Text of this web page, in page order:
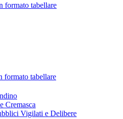
formato tabellare
tabellare
Cremasca
Vigilati e Delibere